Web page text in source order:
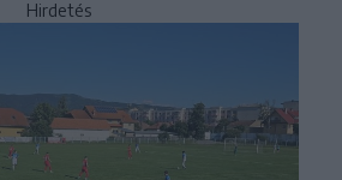
Hirdetés